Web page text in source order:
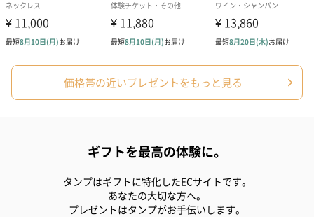
ゼリーバウム カット
円）
麦わらパンダバウム
3層デザート
り〜 3号（864
スキンケアグッズを同梱してお届けします。
価格帯の近いプレゼントをもっと見る
ギフトを最高の体験に。
タンプはギフトに特化したECサイトです。
あなたの大切な方へ。
プレゼントはタンプがお手伝いします。